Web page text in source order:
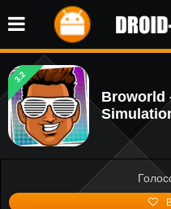
3.2
Broworld